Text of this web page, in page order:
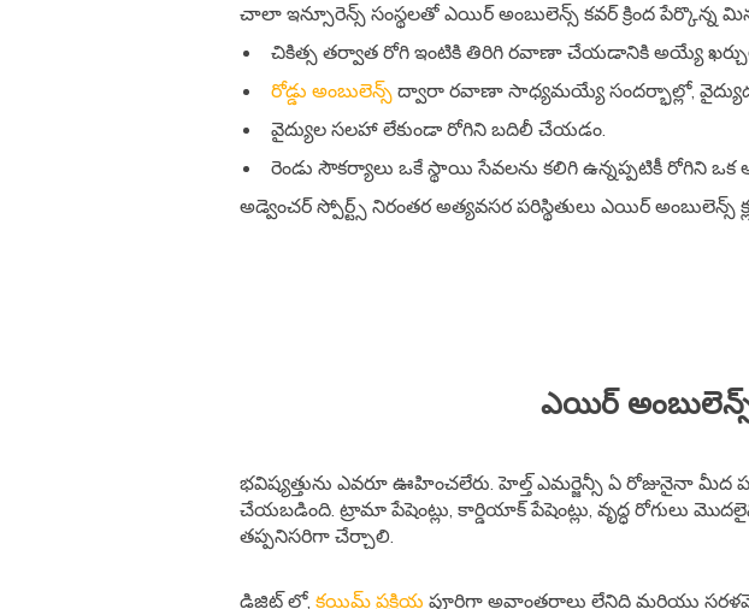
చాలా ఇన్సూరెన్స్ సంస్థలతో ఎయిర్ అంబులెన్స్ కవర్ క్రింద పేర్కొన్న
చికిత్స తర్వాత రోగి ఇంటికి తిరిగి రవాణా చేయడానికి అయ్యే
రోడ్డు అంబులెన్స్ ద్వారా రవాణా సాధ్యమయ్యే సందర్భాల్లో,
వైద్యుల సలహా లేకుండా రోగిని బదిలీ చేయడం.
రెండు సౌకర్యాలు ఒకే స్థాయి సేవలను కలిగి ఉన్నప్పటికీ రోగిని
అడ్వెంచర్ స్పోర్ట్స్ నిరంతర అత్యవసర పరిస్థితులు ఎయిర్
ఎయిర్
భవిష్యత్తును ఎవరూ ఊహించలేరు. హెల్త్ ఎమర్జెన్సీ ఏ రోజునైనా మీద
చేయబడింది. ట్రామా పేషెంట్లు, కార్డియాక్ పేషెంట్లు, వృద్ధ రోగులు
తప్పనిసరిగా చేర్చాలి.
డిజిట్ లో, క్లయిమ్ ప్రక్రియ పూర్తిగా అవాంతరాలు లేనిది మరియు